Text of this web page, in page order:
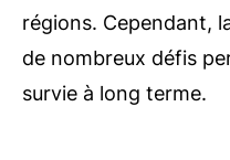
régions. Cependant,
de nombreux défis
survie à long terme.